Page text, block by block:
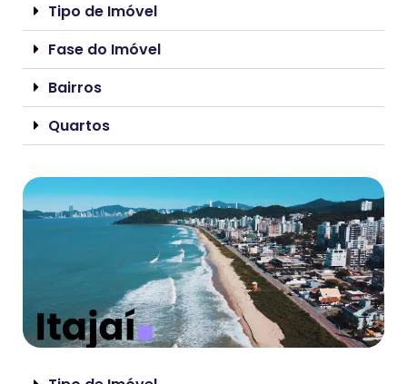
Tipo de Imóvel
Fase do Imóvel
Bairros
Quartos